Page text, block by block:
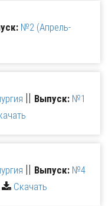
№2 (Апрель-
|| Выпуск: №1
|| Выпуск: №4
Скачать